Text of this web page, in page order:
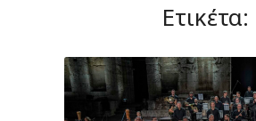
Ετικέτα: